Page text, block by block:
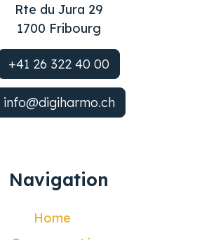
Rte du Jura 29
1700 Fribourg
+41 26 322 40 00
info@digiharmo.ch
Navigation
Home